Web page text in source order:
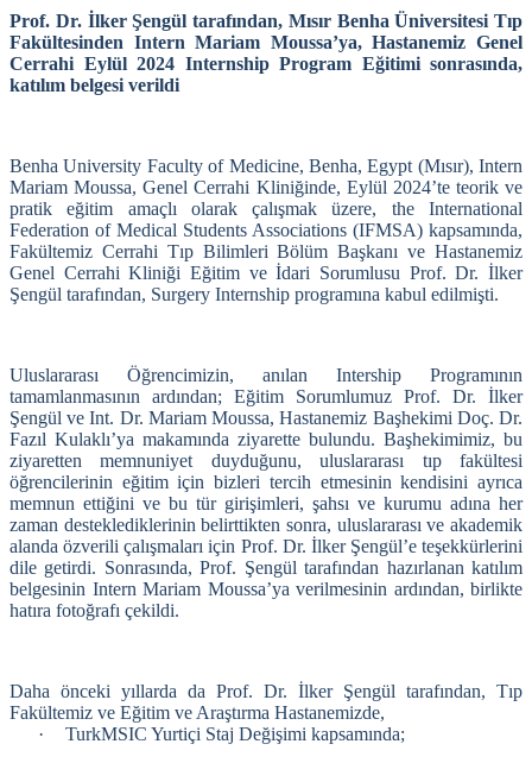
Prof. Dr. İlker Şengül tarafından, Mısır Benha Üniversitesi Tıp
Fakültesinden Intern Mariam Moussa’ya, Hastanemiz Genel
Cerrahi Eylül 2024 Internship Program Eğitimi sonrasında,
katılım belgesi verildi
Benha University Faculty of Medicine, Benha, Egypt (Mısır), Intern
Mariam Moussa, Genel Cerrahi Kliniğinde, Eylül 2024’te teorik ve
pratik eğitim amaçlı olarak çalışmak üzere, the International
Federation of Medical Students Associations (IFMSA) kapsamında,
Fakültemiz Cerrahi Tıp Bilimleri Bölüm Başkanı ve Hastanemiz
Genel Cerrahi Kliniği Eğitim ve İdari Sorumlusu Prof. Dr. İlker
Şengül tarafından, Surgery Internship programına kabul edilmişti.
Uluslararası Öğrencimizin, anılan Intership Programının
tamamlanmasının ardından; Eğitim Sorumlumuz Prof. Dr. İlker
Şengül ve Int. Dr. Mariam Moussa, Hastanemiz Başhekimi Doç. Dr.
Fazıl Kulaklı’ya makamında ziyarette bulundu. Başhekimimiz, bu
ziyaretten memnuniyet duyduğunu, uluslararası tıp fakültesi
öğrencilerinin eğitim için bizleri tercih etmesinin kendisini ayrıca
memnun ettiğini ve bu tür girişimleri, şahsı ve kurumu adına her
zaman desteklediklerinin belirttikten sonra, uluslararası ve akademik
alanda özverili çalışmaları için Prof. Dr. İlker Şengül’e teşekkürlerini
dile getirdi. Sonrasında, Prof. Şengül tarafından hazırlanan katılım
belgesinin Intern Mariam Moussa’ya verilmesinin ardından, birlikte
hatıra fotoğrafı çekildi.
Daha önceki yıllarda da Prof. Dr. İlker Şengül tarafından, Tıp
Fakültemiz ve Eğitim ve Araştırma Hastanemizde,
·
TurkMSIC Yurtiçi Staj Değişimi kapsamında;